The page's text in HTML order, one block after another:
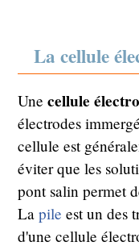
La cellule
Unecellule
électrodes
cellule est
éviter que les
pont salin permet
Lapile est un des
d'une cellule